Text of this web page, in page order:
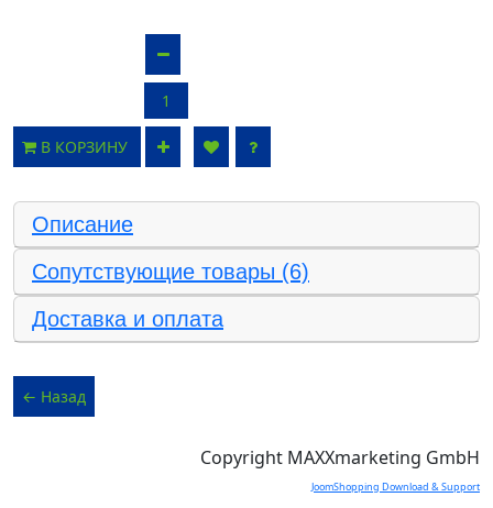
В КОРЗИНУ
Описание
Сопутствующие товары (6)
Доставка и оплата
Copyright MAXXmarketing GmbH
JoomShopping Download & Support